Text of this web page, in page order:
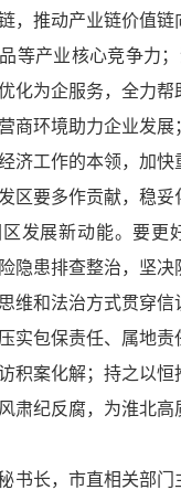
，推动产业链价值链
等产业核心竞争力；
化为企服务，全力帮
商环境助力企业发展
济工作的本领，加快
区要多作贡献，稳妥
发展新动能。要更
隐患排查整治，坚决
维和法治方式贯穿信
实包保责任、属地责
积案化解；持之以恒
肃纪反腐，为淮北高
书长，市直相关部门